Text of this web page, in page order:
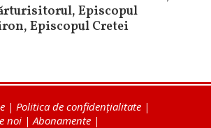
Episcopul
Episcopul Cretei
| Politica de confidențialitate |
noi | Abonamente |